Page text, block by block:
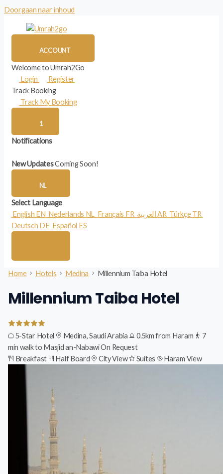
Doorgaan naar inhoud
ACCOUNT
Welcome to Umrah2Go
Login
Register
Track Booking
Track My Booking
1
Notifications
New UpdatesComing Soon!
NL
Select Language
English EN Nederlands NL Français FR العربية AR Türkçe TR
Deutsch DE Español ES
Home Hotels Medina Millennium Taiba Hotel
Millennium Taiba Hotel
5-Star Hotel Medina, Saudi Arabia 0.5km from Haram
7
min walk to Masjid an-NabawiOn Request
Breakfast
Half Board City View Suites Haram View